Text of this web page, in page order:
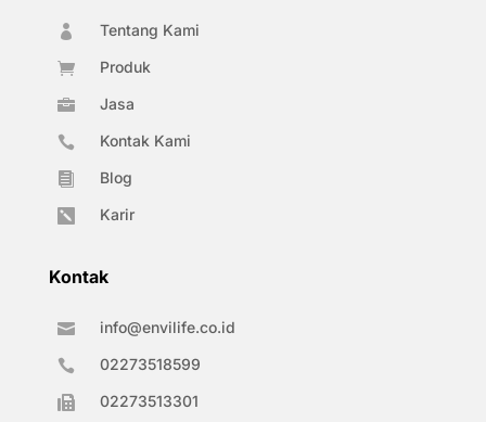
 Tentang Kami
 Produk
 Jasa
 Kontak Kami
 Blog
 Karir
Kontak
 info@envilife.co.id
 02273518599
 02273513301